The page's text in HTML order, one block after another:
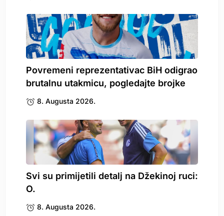
Povremeni reprezentativac BiH odigrao
brutalnu utakmicu, pogledajte brojke
8. Augusta 2026.
Svi su primijetili detalj na Džekinoj ruci:
O.
8. Augusta 2026.